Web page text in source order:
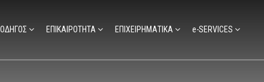
ΕΠΙΚΑΙΡΟΤΗΤΑ ΕΠΙΧΕΙΡΗΜΑΤΙΚΑ e-SERVICES